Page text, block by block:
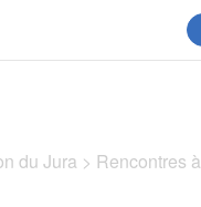
du Jura > Rencontres à